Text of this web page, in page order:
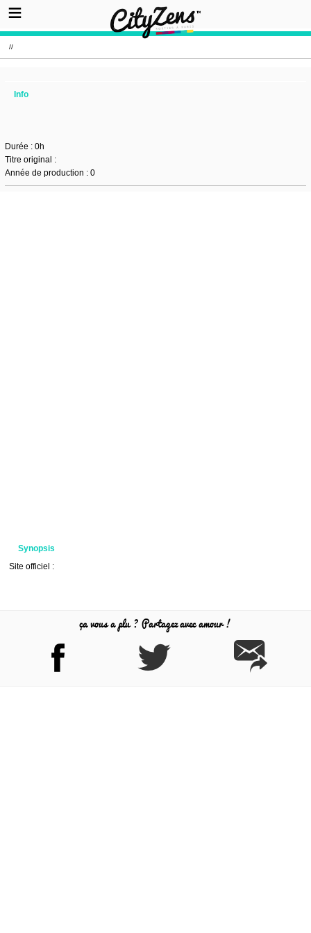
//
Info
Durée : 0h
Titre original :
Année de production : 0
Synopsis
Site officiel :
ça vous a plu ? Partagez avec amour !